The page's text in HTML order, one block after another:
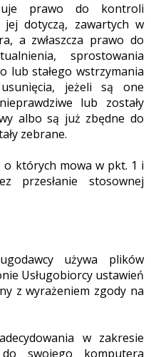
prawo do kontroli
dotyczą, zawartych w
a zwłaszcza prawo do
sprostowania
lub stałego wstrzymania
jeżeli są one
lub zostały
albo są już zbędne do
zebrane.
o których mowa w pkt. 1 i
przesłanie stosownej
używa plików
Usługobiorcy ustawień
z wyrażeniem zgody na
w zakresie
swojego komputera